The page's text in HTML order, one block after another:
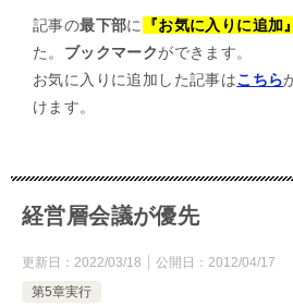
記事の最下部に 『お気に入りに追加
た。 ブックマークができます。
お気に入りに追加した記事はこちら
けます。
経営層会議が優先
更新日： 2022/03/18 公開日： 2012/04/17
第5章実行